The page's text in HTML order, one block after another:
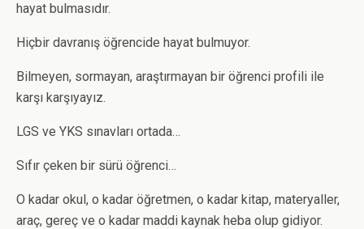
hayat bulmasıdır.
Hiçbir davranış öğrencide hayat bulmuyor.
Bilmeyen, sormayan, araştırmayan bir öğrenci profili ile
karşı karşıyayız.
LGS ve YKS sınavları ortada…
Sıfır çeken bir sürü öğrenci…
O kadar okul, o kadar öğretmen, o kadar kitap, materyaller,
araç, gereç ve o kadar maddi kaynak heba olup gidiyor.